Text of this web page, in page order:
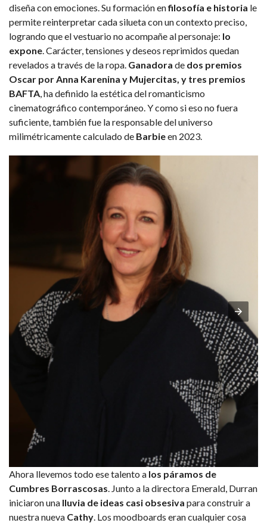
diseña con emociones. Su formación enfilosofía e historia le
permite reinterpretar cada silueta con un contexto preciso,
logrando que el vestuario no acompañe al personaje: lo
expone. Carácter, tensiones y deseos reprimidos quedan
revelados a través de la ropa. Ganadora de dos premios
Oscar por Anna Karenina y Mujercitas, y tres premios
BAFTA, ha definido la estética del romanticismo
cinematográfico contemporáneo. Y como si eso no fuera
suficiente, también fue la responsable del universo
milimétricamente calculado de Barbieen 2023.
Ahora llevemos todo ese talento a los páramos de
Cumbres Borrascosas. Junto a la directora Emerald, Durran
iniciaron una lluvia de ideas casi obsesiva para construir a
nuestra nueva Cathy. Los moodboards eran cualquier cosa